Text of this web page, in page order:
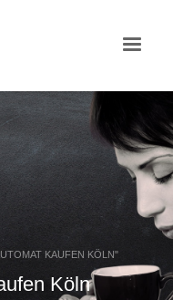
KAUFEN KÖLN"
Köln